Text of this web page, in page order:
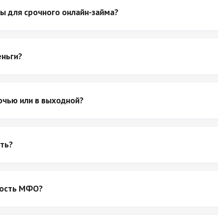
для срочного онлайн-займа?
или в выходной?
МФО?